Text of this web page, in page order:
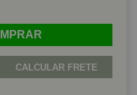
CALCULAR FRETE